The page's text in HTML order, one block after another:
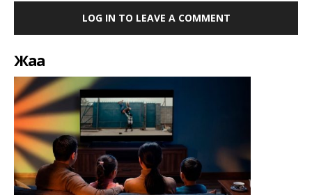
LOG IN TO LEAVE A COMMENT
Жаңа